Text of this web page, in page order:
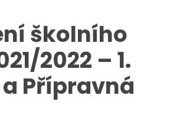
školního
2022 – 1.
Přípravná